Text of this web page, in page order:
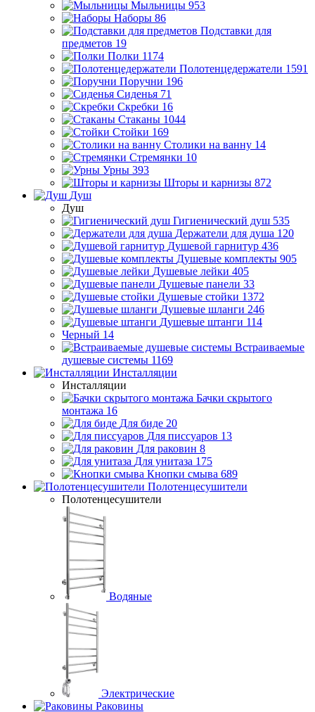
Мыльницы 953
Наборы 86
Подставки для
предметов 19
Полки 1174
Полотенцедержатели 1591
Поручни 196
Сиденья 71
Скребки 16
Стаканы 1044
Стойки 169
Столики на ванну 14
Стремянки 10
Урны 393
Шторы и карнизы 872
Душ
Душ
Гигиенический душ 535
Держатели для душа 120
Душевой гарнитур 436
Душевые комплекты 905
Душевые лейки 405
Душевые панели 33
Душевые стойки 1372
Душевые шланги 246
Душевые штанги 114
Черный 14
Встраиваемые
душевые системы 1169
Инсталляции
Инсталляции
Бачки скрытого
монтажа 16
Для биде 20
Для писсуаров 13
Для раковин 8
Для унитаза 175
Кнопки смыва 689
Полотенцесушители
Полотенцесушители
Водяные
Электрические
Раковины